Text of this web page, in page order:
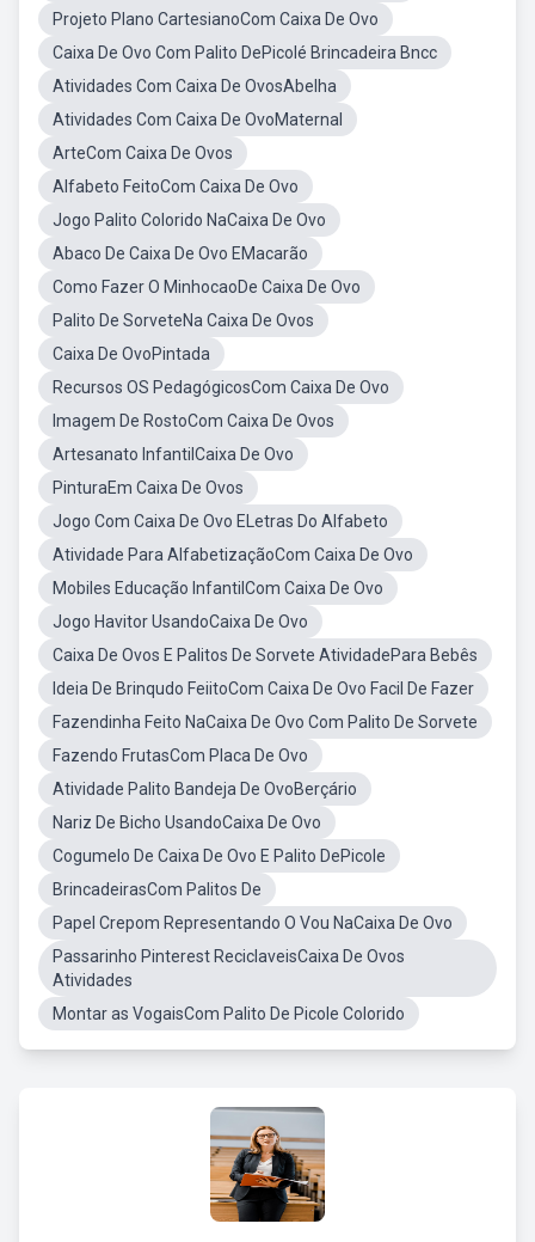
Projeto Plano CartesianoCom Caixa De Ovo
Caixa De Ovo Com Palito DePicolé Brincadeira Bncc
Atividades Com Caixa De OvosAbelha
Atividades Com Caixa De OvoMaternal
ArteCom Caixa De Ovos
Alfabeto FeitoCom Caixa De Ovo
Jogo Palito Colorido NaCaixa De Ovo
Abaco De Caixa De Ovo EMacarão
Como Fazer O MinhocaoDe Caixa De Ovo
Palito De SorveteNa Caixa De Ovos
Caixa De OvoPintada
Recursos OS PedagógicosCom Caixa De Ovo
Imagem De RostoCom Caixa De Ovos
Artesanato InfantilCaixa De Ovo
PinturaEm Caixa De Ovos
Jogo Com Caixa De Ovo ELetras Do Alfabeto
Atividade Para AlfabetizaçãoCom Caixa De Ovo
Mobiles Educação InfantilCom Caixa De Ovo
Jogo Havitor UsandoCaixa De Ovo
Caixa De Ovos E Palitos De Sorvete AtividadePara Bebês
Ideia De Brinqudo FeiitoCom Caixa De Ovo Facil De Fazer
Fazendinha Feito NaCaixa De Ovo Com Palito De Sorvete
Fazendo FrutasCom Placa De Ovo
Atividade Palito Bandeja De OvoBerçário
Nariz De Bicho UsandoCaixa De Ovo
Cogumelo De Caixa De Ovo E Palito DePicole
BrincadeirasCom Palitos De
Papel Crepom Representando O Vou NaCaixa De Ovo
Passarinho Pinterest ReciclaveisCaixa De Ovos
Atividades
Montar as VogaisCom Palito De Picole Colorido